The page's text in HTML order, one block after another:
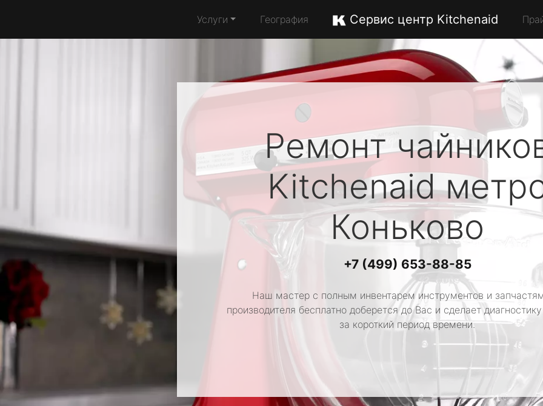
Услуги География Сервис центр Kitchenaid
Ремонт
Kitchenaid
Коньково
+7 (499) 653-88-85
Наш мастер с полным инвентарем инструментов и
производителя бесплатно доберется до Вас и сделает
за короткий период времени.